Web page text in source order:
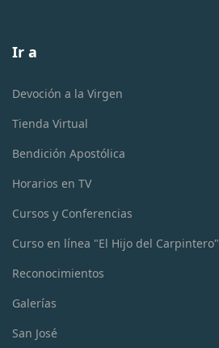
Ir a
Devoción a la Virgen
Tienda Virtual
Bendición Apostólica
Horarios en TV
Cursos y Conferencias
Curso en línea "El Hijo del Carpintero"
Reconocimientos
Galerías
San José